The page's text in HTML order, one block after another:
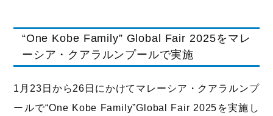
“One Kobe Family” Global Fair 2025をマレ
ーシア・クアラルンプールで実施
1月23日から26日にかけてマレーシア・クアラルンプ
ールで“One Kobe Family”Global Fair 2025を実施し